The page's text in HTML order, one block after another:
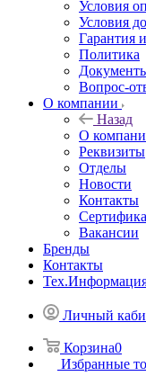
Условия
Условия
Гарантия
Политика
Вопрос-
О компании
Назад
О
Реквизиты
Отделы
Новости
Контакты
Вакансии
Бренды
Контакты
Личный
Корзина0
Избранные